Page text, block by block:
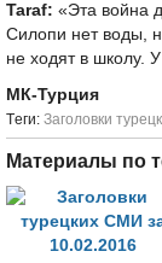
Taraf: «Эта война
Силопи нет воды,
не ходят в школу.
МК-Турция
Tеги: Заголовки
Материалы по